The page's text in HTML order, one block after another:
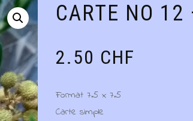
CARTE NO
2.50 CHF
Format 7.5 x 7.5
Carte simple